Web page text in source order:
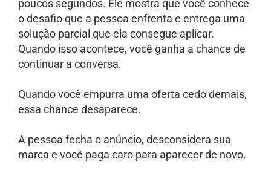
poucos segundos. Ele mostra que você conhece
o desafio que a pessoa enfrenta e entrega uma
solução parcial que ela consegue aplicar.
Quando isso acontece, você ganha a chance de
continuar a conversa.
Quando você empurra uma oferta cedo demais,
essa chance desaparece.
A pessoa fecha o anúncio, desconsidera sua
marca e você paga caro para aparecer de novo.